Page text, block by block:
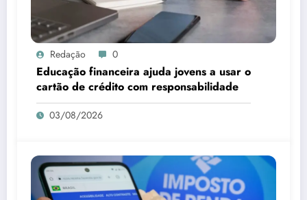
Redação 0
Educação financeira ajuda jovens a usar o
cartão de crédito com responsabilidade
03/08/2026